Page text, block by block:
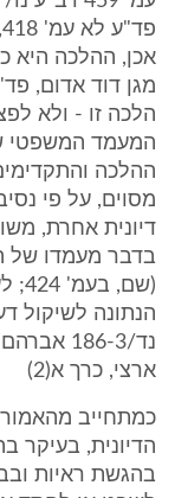
הלכה זו - ולא
המעמד המשפטי
ההלכה
מסוים, על פי
דיונית אחרת,
בדבר מעמדו של
הנתונה לשיקול
נד/186-
ארצי, כרך א(2)
כמתחייב
הדיונית, בעיקר
בהגשת ראיות